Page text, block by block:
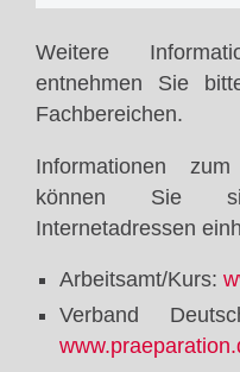
Weitere
entnehmen Sie
Fachbereichen.
Informationen
können Sie
Internetadressen
Arbeitsamt/Kurs:
Verband